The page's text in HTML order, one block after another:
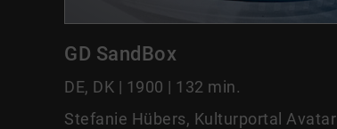
GD SandBox
DE, DK | 1900 | 132 min.
Stefanie Hübers, Kulturportal Avatar